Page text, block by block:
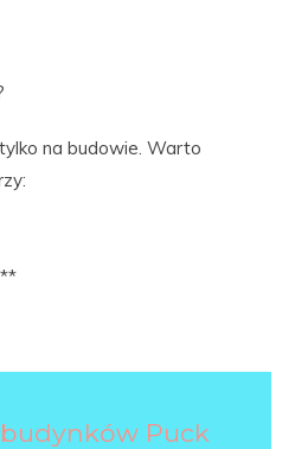
na budowie. Warto
Puck